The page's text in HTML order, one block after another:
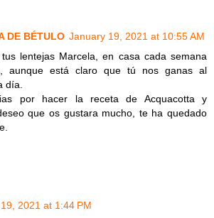
DE BÉTULO January 19, 2021 at 10:55 AM
lentejas Marcela, en casa cada semana
aunque está claro que tú nos ganas al
día.
por hacer la receta de Acquacotta y
que os gustara mucho, te ha quedado
2021 at 1:44 PM